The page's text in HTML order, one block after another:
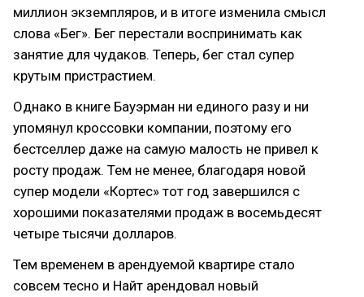
миллион экземпляров, и в итоге изменила смысл
слова «Бег». Бег перестали воспринимать как
занятие для чудаков. Теперь, бег стал супер
крутым пристрастием.
Однако в книге Бауэрман ни единого разу и ни
упомянул кроссовки компании, поэтому его
бестселлер даже на самую малость не привел к
росту продаж. Тем не менее, благодаря новой
супер модели «Кортес» тот год завершился с
хорошими показателями продаж в восемьдесят
четыре тысячи долларов.
Тем временем в арендуемой квартире стало
совсем тесно и Найт арендовал новый